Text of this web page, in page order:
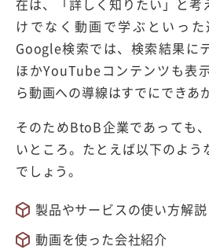
在は、「詳しく知りたい」と考
けでなく動画で学ぶといった
Google検索では、検索結果に
ほかYouTubeコンテンツも表
ら動画への導線はすでにできあ
そのためBtoB企業であっても
いところ。たとえば以下のよう
でしょう。
製品やサービスの使い方解説
動画を使った会社紹介